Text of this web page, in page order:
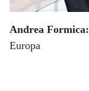
Andrea Formica:
Europa